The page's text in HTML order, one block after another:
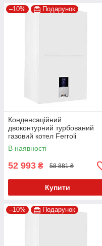
–10% Подарунок
Конденсаційний
двоконтурний турбований
газовий котел Ferroli
BLUEHELIX ALPHA 34 С
В наявності
52 993 ₴ 58 881 ₴
Купити
–10% Подарунок